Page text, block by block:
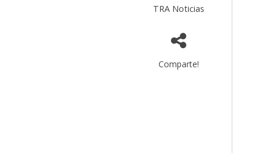
TRA Noticias
Comparte!